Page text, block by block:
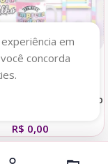
ao carrinho
Encadernação
R$ 0,00
em
concorda